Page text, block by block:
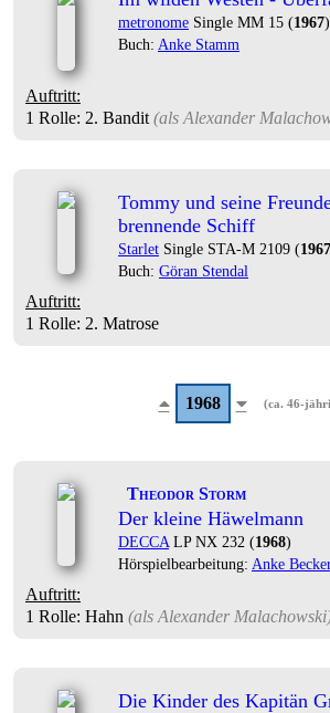
metronome Single MM 15 (1967)
Buch: Anke Stamm
Auftritt:
1 Rolle: 2. Bandit (als Alexander
Tommy und seine
brennende Schiff
Starlet Single STA-M 2109 (1967
Buch: Göran Stendal
Auftritt:
1 Rolle: 2. Matrose
1968 (ca. 46-
Theodor Storm
Der kleine Häwelmann
DECCA LP NX 232 (1968)
Hörspielbearbeitung: Anke
Auftritt:
1 Rolle: Hahn (als Alexander Malachowski
Die Kinder des Kapitän